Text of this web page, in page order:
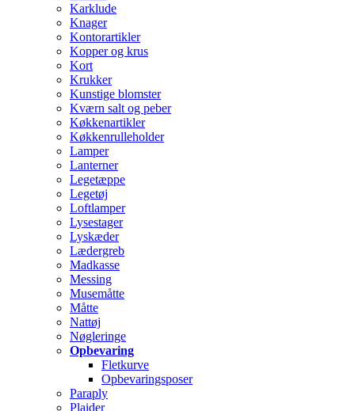
Karklude
Knager
Kontorartikler
Kopper og krus
Kort
Krukker
Kunstige blomster
Kværn salt og peber
Køkkenartikler
Køkkenrulleholder
Lamper
Lanterner
Legetæppe
Legetøj
Loftlamper
Lysestager
Lyskæder
Lædergreb
Madkasse
Messing
Musemåtte
Måtte
Nattøj
Nøgleringe
Opbevaring
Fletkurve
Opbevaringsposer
Paraply
Plaider